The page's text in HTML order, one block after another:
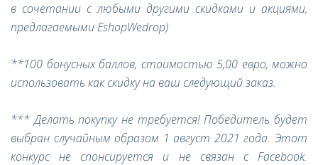
в сочетании с любыми другими скидками и акциями,
предлагаемыми EshopWedrop)
**100 бонусных баллов, стоимостью 5,00 евро, можно
использовать как скидку на ваш следующий заказ.
*** Делать покупку не требуется! Победитель будет
выбран случайным образом 1 август 2021 года. Этот
конкурс не спонсируется и не связан с Facebook.